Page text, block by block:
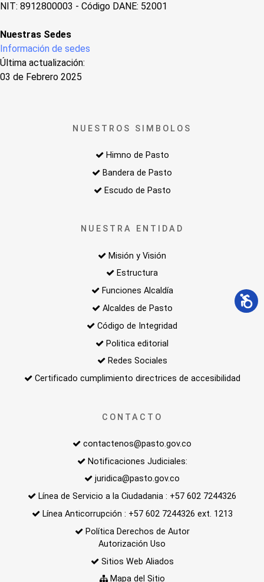
NIT: 8912800003 - Código DANE: 52001
Nuestras Sedes
Información de sedes
Última actualización:
03 de Febrero 2025
NUESTROS SIMBOLOS
Himno de Pasto
Bandera de Pasto
Escudo de Pasto
NUESTRA ENTIDAD
Misión y Visión
Estructura
Funciones Alcaldía
Alcaldes de Pasto
Código de Integridad
Politica editorial
Redes Sociales
Certificado cumplimiento directrices de accesibilidad
CONTACTO
contactenos@pasto.gov.co
Notificaciones Judiciales:
juridica@pasto.gov.co
Línea de Servicio a la Ciudadania : +57 602 7244326
Línea Anticorrupción : +57 602 7244326 ext. 1213
Política Derechos de Autor
Autorización Uso
Sitios Web Aliados
Mapa del Sitio